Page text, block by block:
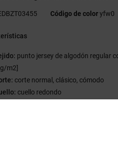
Código de coloryfw0
punto jersey de algodón regular
m2]
corte normal, clásico, cómodo
cuello redondo